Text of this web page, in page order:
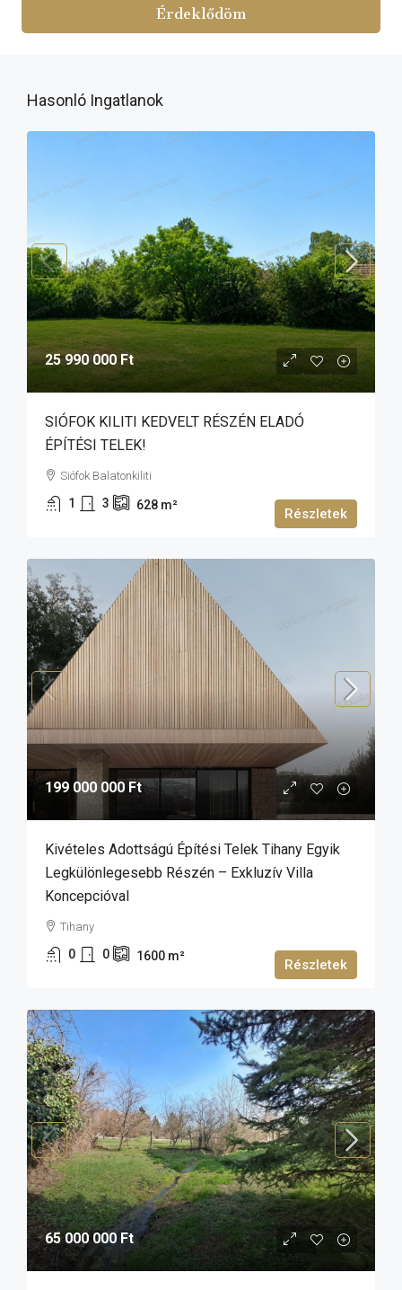
Érdeklődöm
Hasonló Ingatlanok
25 990 000 Ft
SIÓFOK KILITI KEDVELT RÉSZÉN ELADÓ
ÉPÍTÉSI TELEK!
Siófok Balatonkiliti
1 3 628 m²
Részletek
199 000 000 Ft
Kivételes Adottságú Építési Telek Tihany Egyik
Legkülönlegesebb Részén – Exkluzív Villa
Koncepcióval
Tihany
0 0 1600 m²
Részletek
65 000 000 Ft